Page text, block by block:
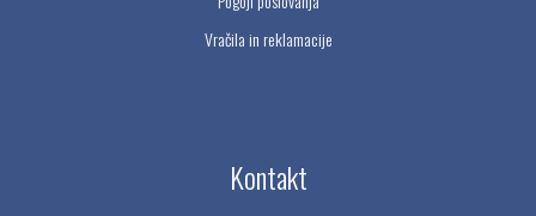
Vračila in reklamacije
Kontakt